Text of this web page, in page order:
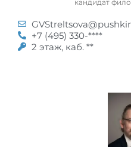
кандидат
+7 (495) 330-****
2 этаж, каб. **